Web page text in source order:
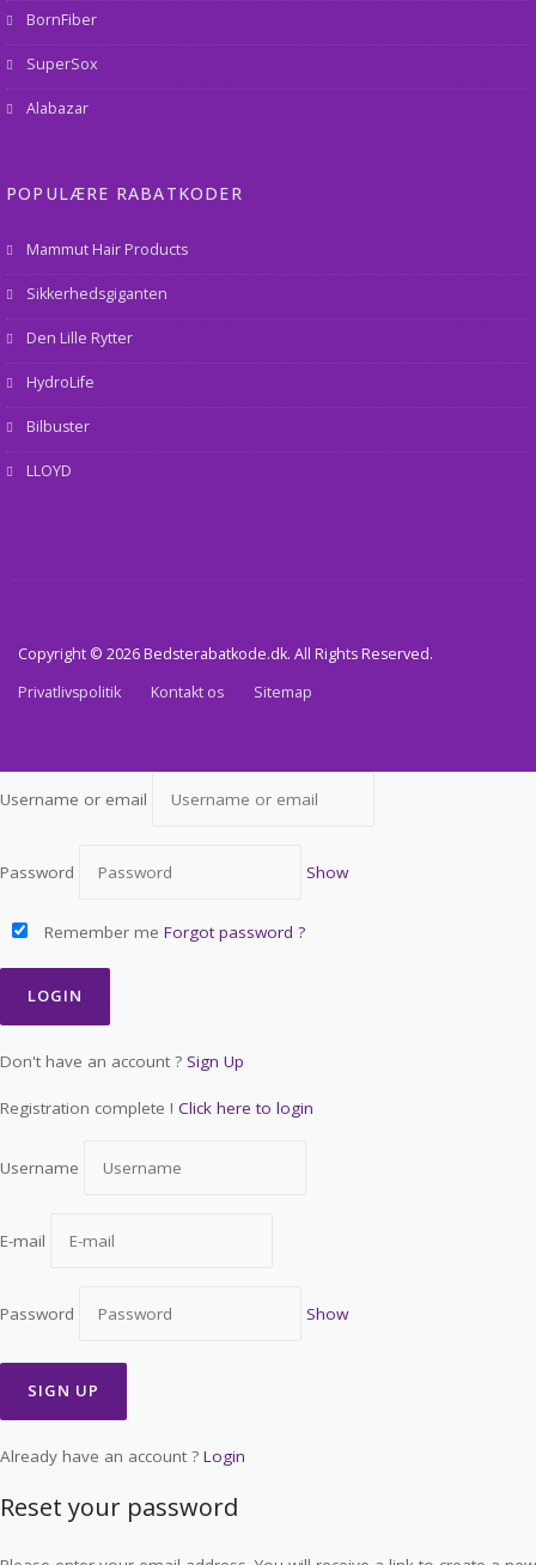
BornFiber
SuperSox
Alabazar
POPULÆRE RABATKODER
Mammut Hair Products
Sikkerhedsgiganten
Den Lille Rytter
HydroLife
Bilbuster
LLOYD
Copyright © 2026 Bedsterabatkode.dk. All Rights Reserved.
Privatlivspolitik
Kontakt os Sitemap
Username or email
Password Show
Remember me Forgot password ?
Don't have an account ? Sign Up
Registration complete ! Click here to login
Username
E-mail
Password Show
Already have an account ? Login
Reset your password